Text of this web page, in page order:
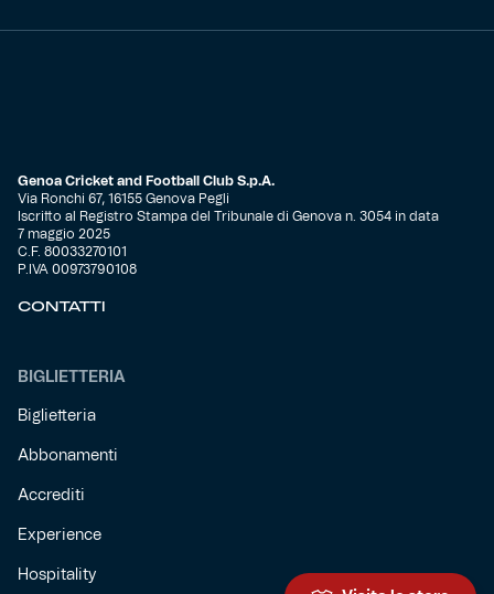
Genoa Cricket and Football Club S.p.A.
Via Ronchi 67, 16155 Genova Pegli
Iscritto al Registro Stampa del Tribunale di Genova n. 3054 in data
7 maggio 2025
C.F. 80033270101
P.IVA 00973790108
CONTATTI
BIGLIETTERIA
Biglietteria
Abbonamenti
Accrediti
Experience
Hospitality